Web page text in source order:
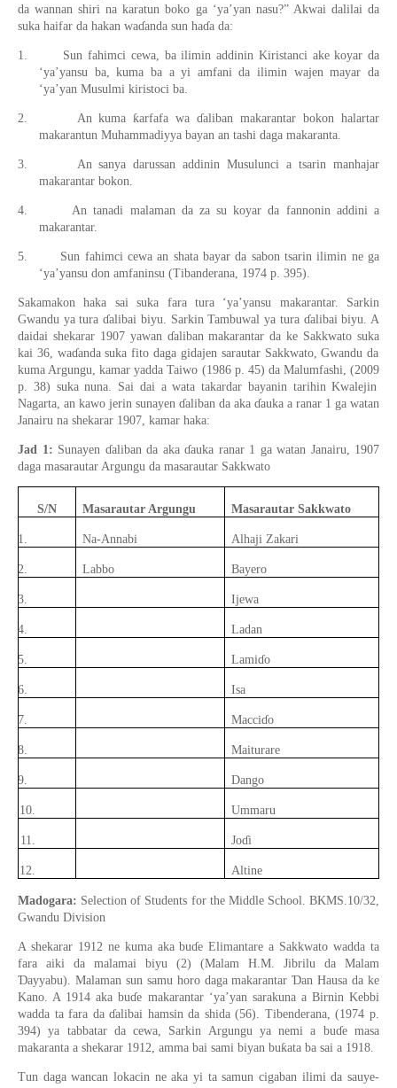
da wannan shiri na karatun boko ga ‘ya’yan nasu?” Akwai dalilai da
suka haifar da hakan waɗanda sun haɗa da:
1. Sun fahimci cewa, ba ilimin addinin Kiristanci ake koyar da
‘ya’yansu ba, kuma ba a yi amfani da ilimin wajen mayar da
‘ya’yan Musulmi kiristoci ba.
2. An kumaƙarfafa waɗaliban makarantar bokon halartar
makarantun Muhammadiyya bayan an tashi daga makaranta.
3.
An sanya darussan addinin Musulunci a tsarin manhajar
makarantar bokon.
4.
An tanadi malaman da za su koyar da fannonin addini a
makarantar.
5. Sun fahimcicewaan shata bayar da sabon tsarin ilimin ne ga
‘ya’yansu don amfaninsu (Tibanderana, 1974 p. 395).
Sakamakon haka sai suka fara tura ‘ya’yansu makarantar. Sarkin
Gwandu ya turaɗalibai biyu. Sarkin Tambuwal ya tura ɗalibai biyu. A
daidai shekarar 1907 yawan ɗaliban makarantar da ke Sakkwatosuka
kai 36, waɗanda suka fito daga gidajen sarautar Sakkwato, Gwandu da
kuma Argungu, kamar yadda Taiwo (1986p. 45) da Malumfashi, (2009
p. 38) suka nuna. Sai dai a wata takardar bayanin tarihin Kwalejin
Nagarta, an kawo jerin sunayen ɗaliban da aka ɗauka a ranar 1 ga watan
Janairu na shekarar 1907, kamar haka:
Jad 1: Sunayen ɗaliban da aka ɗauka ranar 1 ga watan Janairu, 1907
daga masarautar Argungu da masarautar Sakkwato
S/N Masarautar Argungu Masarautar Sakkwato
1. Na-Annabi Alhaji Zakari
2. Labbo Bayero
3. Ijewa
4. Ladan
5. Lamiɗo
6. Isa
7. Macciɗo
8. Maiturare
9. Dango
10. Ummaru
11. Joɗi
12. Altine
Madogara: Selection of Students for the Middle School. BKMS.10/32,
Gwandu Division
A shekarar 1912 ne kuma aka buɗe Elimantare a Sakkwato wadda ta
fara aiki da malamai biyu (2) (Malam H.M. Jibrilu da Malam
Ɗayyabu). Malaman sun samuhoro daga makarantarƊan Hausada ke
Kano. A 1914 aka buɗe makarantar ‘ya’yan sarakuna a Birnin Kebbi
wadda ta fara da ɗalibai hamsin da shida (56). Tibenderana,(1974 p.
394) ya tabbatar da cewa, Sarkin Argungu ya nemi a buɗemasa
makaranta a shekarar 1912, amma bai sami biyan buƙata ba sai a 1918.
Tun daga wancan lokacin ne aka yi ta samun cigaban ilimi da sauye-